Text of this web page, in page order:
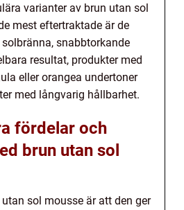
varianter av brun utan sol
mest eftertraktade är de
snabbtorkande
resultat, produkter med
eller orangea undertoner
med långvarig hållbarhet.
fördelar och
brun utan sol
sol mousse är att den ger